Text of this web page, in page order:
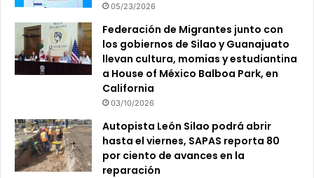
05/23/2026
Federación de Migrantes junto con
los gobiernos de Silao y Guanajuato
llevan cultura, momias y estudiantina
a House of México Balboa Park, en
California
03/10/2026
Autopista León Silao podrá abrir
hasta el viernes, SAPAS reporta 80
por ciento de avances en la
reparación